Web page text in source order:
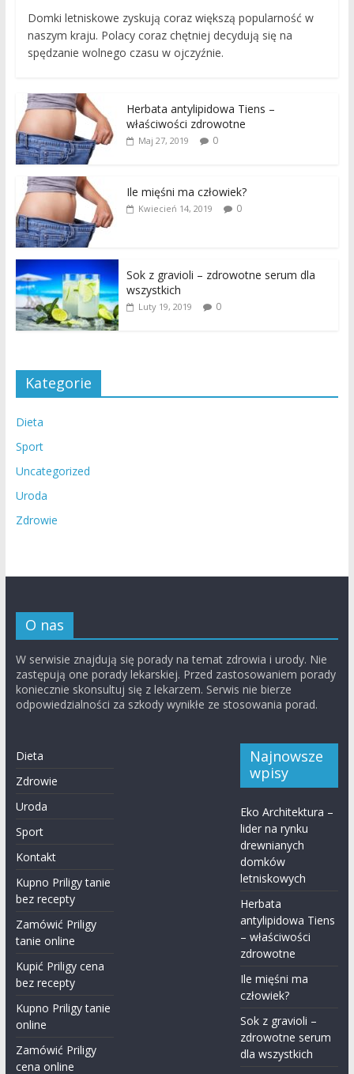
Domki letniskowe zyskują coraz większą popularność w
naszym kraju. Polacy coraz chętniej decydują się na
spędzanie wolnego czasu w ojczyźnie.
Herbata antylipidowa Tiens –
właściwości zdrowotne
Maj 27, 2019 0
Ile mięśni ma człowiek?
Kwiecień 14, 2019 0
Sok z gravioli – zdrowotne serum dla
wszystkich
Luty 19, 2019 0
Kategorie
Dieta
Sport
Uncategorized
Uroda
Zdrowie
O nas
W serwisie znajdują się porady na temat zdrowia i urody. Nie
zastępują one porady lekarskiej. Przed zastosowaniem porady
koniecznie skonsultuj się z lekarzem. Serwis nie bierze
odpowiedzialności za szkody wynikłe ze stosowania porad.
Dieta
Zdrowie
Uroda
Sport
Kontakt
Kupno Priligy tanie
bez recepty
Zamówić Priligy
tanie online
Kupić Priligy cena
bez recepty
Kupno Priligy tanie
online
Zamówić Priligy
cena online
Najnowsze
wpisy
Eko Architektura –
lider na rynku
drewnianych
domków
letniskowych
Herbata
antylipidowa Tiens
– właściwości
zdrowotne
Ile mięśni ma
człowiek?
Sok z gravioli –
zdrowotne serum
dla wszystkich